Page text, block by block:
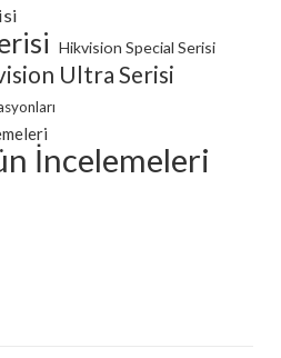
Hikvision Special Serisi
Ultra Serisi
İncelemeleri